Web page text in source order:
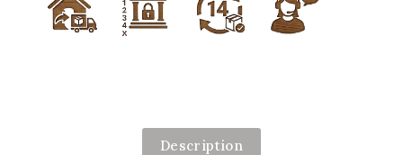
Description